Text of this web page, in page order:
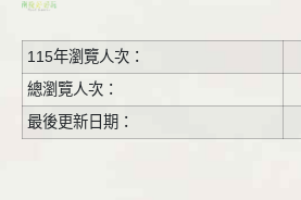
115年瀏覽人次：
總瀏覽人次：
最後更新日期：